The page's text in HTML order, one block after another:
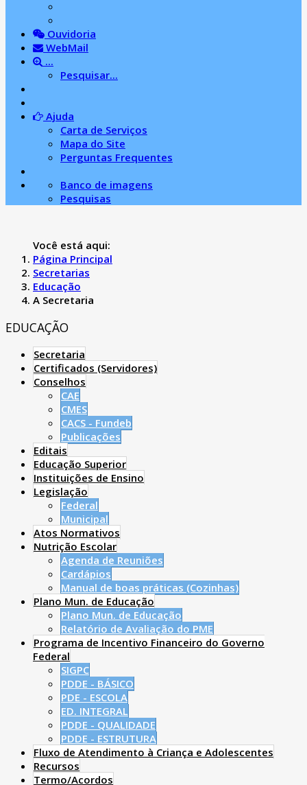
Ouvidoria
WebMail
...
Pesquisar...
Ajuda
Carta de Serviços
Mapa do Site
Perguntas Frequentes
Banco de imagens
Pesquisas
Você está aqui:
Página Principal
Secretarias
Educação
A Secretaria
EDUCAÇÃO
Secretaria
Certificados (Servidores)
Conselhos
CAE
CMES
CACS - Fundeb
Publicações
Editais
Educação Superior
Instituições de Ensino
Legislação
Federal
Municipal
Atos Normativos
Nutrição Escolar
Agenda de Reuniões
Cardápios
Manual de boas práticas (Cozinhas)
Plano Mun. de Educação
Plano Mun. de Educação
Relatório de Avaliação do PME
Programa de Incentivo Financeiro do Governo
Federal
SIGPC
PDDE - BÁSICO
PDE - ESCOLA
ED. INTEGRAL
PDDE - QUALIDADE
PDDE - ESTRUTURA
Fluxo de Atendimento à Criança e Adolescentes
Recursos
Termo/Acordos